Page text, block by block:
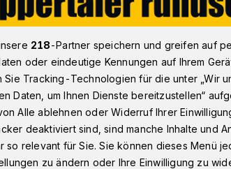
Baum in Wuppertal umgestürzt –
– Tunnel
218-Partner speichern und greifen auf
oder eindeutige Kennungen auf Ihrem
Sie Tracking-Technologien für die unter „Wir
Daten, um Ihnen Dienste bereitzustellen“
Alle ablehnen oder Widerruf Ihrer
deaktiviert sind, sind manche Inhalte und
so relevant für Sie. Sie können dieses Menü
zu ändern oder Ihre Einwilligung zu